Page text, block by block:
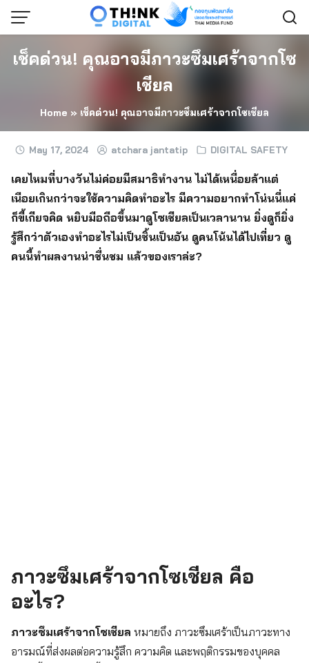
Skip
เช็คด่วน! คุณอาจมีภาวะซึมเศร้าจากโซ
เชียล
Home » เช็คด่วน! คุณอาจมีภาวะซึมเศร้าจากโซเชียล
May 17, 2024 atchara jantatip DIGITAL SAFETY
เคยไหมที่บางวันไม่ค่อยมีสมาธิทำงาน ไม่ได้เหนื่อยล้าแต่
เนือยเกินกว่าจะใช้ความคิดทำอะไร มีความอยากทำโน่นนี่แค่
ก็ขี้เกียจคิด หยิบมือถือขึ้นมาดูโซเชียลเป็นเวลานาน ยิ่งดูก็ยิ่ง
รู้สึกว่าตัวเองทำอะไรไม่เป็นชิ้นเป็นอัน ดูคนโน้นได้ไปเที่ยว ดู
คนนี้ทำผลงานน่าชื่นชม แล้วของเราล่ะ?
ภาวะซึมเศร้าจากโซเชียล คือ
อะไร?
ภาวะซึมเศร้าจากโซเชียล หมายถึง ภาวะซึมเศร้าเป็นภาวะทาง
อารมณ์ที่ส่งผลต่อความรู้สึก ความคิด และพฤติกรรมของบุคคล